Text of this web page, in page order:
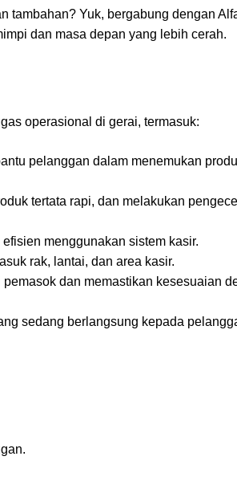
tambahan? Yuk, bergabung dengan
dan masa depan yang lebih cerah.
operasional di gerai, termasuk:
pelanggan dalam menemukan
tertata rapi, dan melakukan
menggunakan sistem kasir.
rak, lantai, dan area kasir.
dan memastikan kesesuaian
sedang berlangsung kepada